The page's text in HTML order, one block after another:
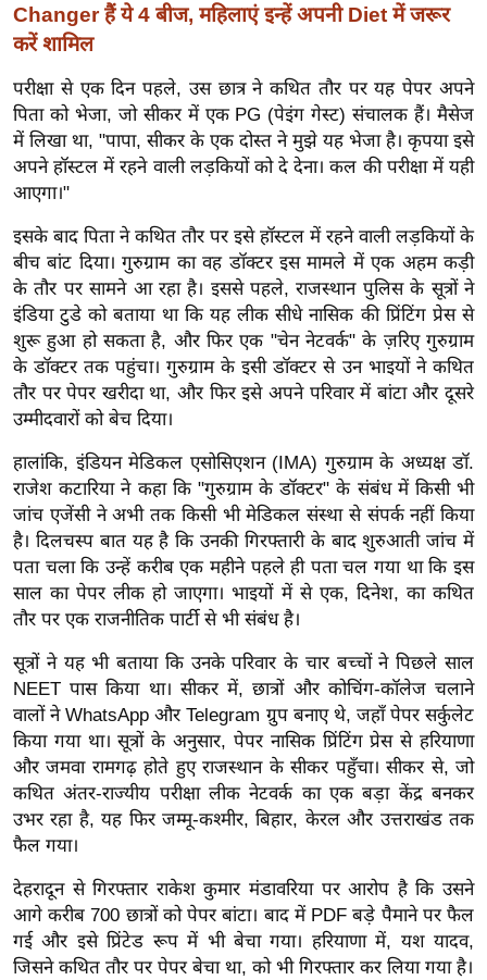
त्य
ज
त
ऑ
टो
व
न्यू
ज
ब्री
फ
म
नो
रं
ज
न
ज
ग
त
बॉ
ली
वु
ड
हॉ
ली
वु
ड
फि
स
मी
क्षा
Changer हैं ये 4 बीज, महिलाएं इन्हें अपनी Diet में जरूर
करें शामिल
परीक्षा से एक दिन पहले, उस छात्र ने कथित तौर पर यह पेपर अपने
पिता को भेजा, जो सीकर में एक PG (पेइंग गेस्ट) संचालक हैं। मैसेज
में लिखा था, "पापा, सीकर के एक दोस्त ने मुझे यह भेजा है। कृपया इसे
अपने हॉस्टल में रहने वाली लड़कियों को दे देना। कल की परीक्षा में यही
आएगा।"
इसके बाद पिता ने कथित तौर पर इसे हॉस्टल में रहने वाली लड़कियों के
बीच बांट दिया।गुरुग्राम का वह डॉक्टर इस मामले में एक अहम कड़ी
के तौर पर सामने आ रहा है। इससे पहले, राजस्थान पुलिस के सूत्रों ने
इंडिया टुडे को बताया था कि यह लीक सीधे नासिक की प्रिंटिंग प्रेस से
शुरू हुआ हो सकता है, और फिर एक "चेन नेटवर्क" के ज़रिए गुरुग्राम
के डॉक्टर तक पहुंचा। गुरुग्राम के इसी डॉक्टर से उन भाइयों ने कथित
तौर पर पेपर खरीदा था, और फिर इसे अपने परिवार में बांटा और दूसरे
उम्मीदवारों को बेच दिया।
हालांकि, इंडियन मेडिकल एसोसिएशन (IMA) गुरुग्राम के अध्यक्ष डॉ.
राजेश कटारिया ने कहा कि "गुरुग्राम के डॉक्टर" के संबंध में किसी भी
जांच एजेंसी ने अभी तक किसी भी मेडिकल संस्था से संपर्क नहीं किया
है। दिलचस्प बात यह है कि उनकी गिरफ्तारी के बाद शुरुआती जांच में
पता चला कि उन्हें करीब एक महीने पहले ही पता चल गया था कि इस
साल का पेपर लीक हो जाएगा। भाइयों में से एक, दिनेश, का कथित
तौर पर एक राजनीतिक पार्टी से भी संबंध है।
सूत्रों ने यह भी बताया कि उनके परिवार के चार बच्चों ने पिछले साल
NEET पास किया था। सीकर में, छात्रों और कोचिंग-कॉलेज चलाने
वालों ने WhatsApp और Telegram ग्रुप बनाए थे, जहाँ पेपर सर्कुलेट
किया गया था। सूत्रों के अनुसार, पेपर नासिक प्रिंटिंग प्रेस से हरियाणा
और जमवा रामगढ़ होते हुए राजस्थान के सीकर पहुँचा। सीकर से, जो
कथित अंतर-राज्यीय परीक्षा लीक नेटवर्क का एक बड़ा केंद्र बनकर
उभर रहा है, यह फिर जम्मू-कश्मीर, बिहार, केरल और उत्तराखंड तक
फैल गया।
देहरादून से गिरफ्तार राकेश कुमार मंडावरिया पर आरोप है कि उसने
आगे करीब 700 छात्रों को पेपर बांटा। बाद में PDF बड़े पैमाने पर फैल
गई और इसे प्रिंटेड रूप में भी बेचा गया। हरियाणा में, यश यादव,
जिसने कथित तौर पर पेपर बेचा था, को भी गिरफ्तार कर लिया गया है।